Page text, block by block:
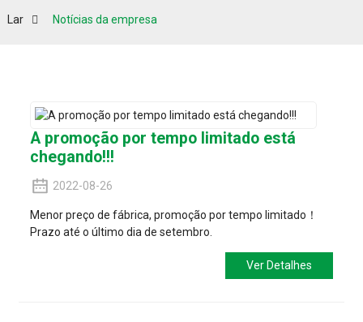
Lar Notícias da empresa
A promoção por tempo limitado está
chegando!!!
2022-08-26
Menor preço de fábrica, promoção por tempo limitado！
Prazo até o último dia de setembro.
Ver Detalhes